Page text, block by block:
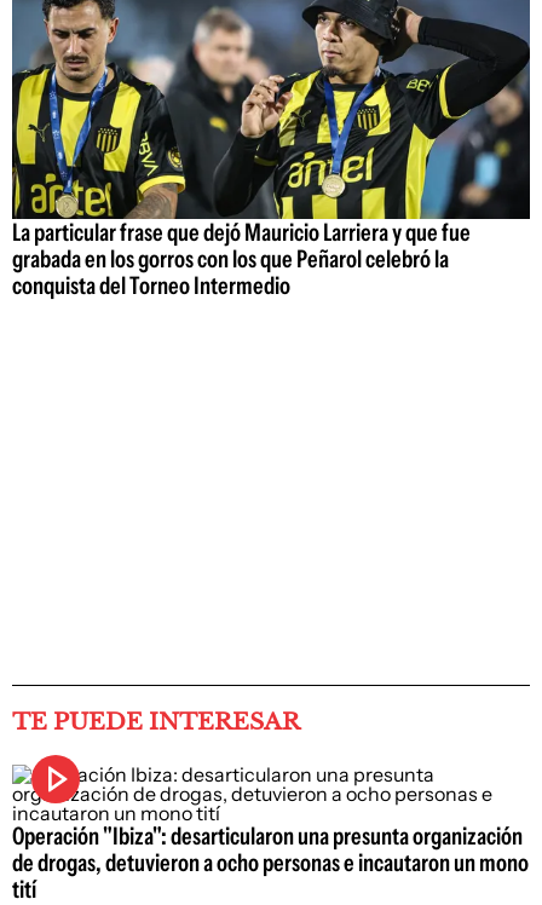
La particular frase que dejó Mauricio Larriera y que fue
grabada en los gorros con los que Peñarol celebró la
conquista del Torneo Intermedio
TE PUEDE INTERESAR
Operación "Ibiza": desarticularon una presunta organización
de drogas, detuvieron a ocho personas e incautaron un mono
tití